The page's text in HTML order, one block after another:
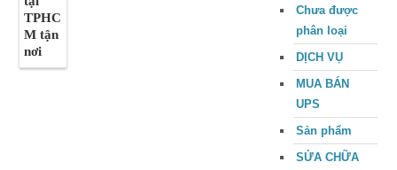
TPHC
M tận
nơi
Chưa được
phân loại
DỊCH VỤ
MUA BÁN
UPS
Sản phẩm
SỬA CHỮA